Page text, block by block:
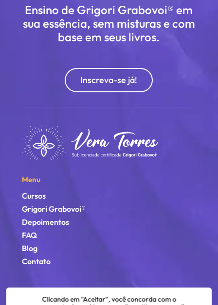
Clicando em "Aceitar", você concorda com o
Ensino de Grigori Grabovoi® em
sua essência, sem misturas e com
base em seus livros.
Inscreva-se já!
Menu
Cursos
Grigori Grabovoi®
Depoimentos
FAQ
Blog
Contato